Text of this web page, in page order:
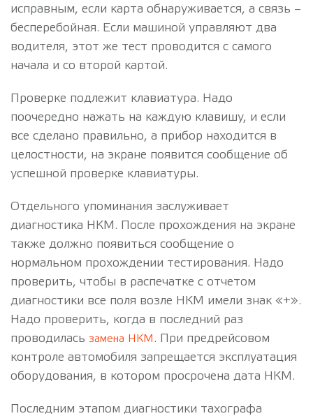
исправным, если карта обнаруживается, а связь –
бесперебойная. Если машиной управляют два
водителя, этот же тест проводится с самого
начала и со второй картой.
Проверке подлежит клавиатура. Надо
поочередно нажать на каждую клавишу, и если
все сделано правильно, а прибор находится в
целостности, на экране появится сообщение об
успешной проверке клавиатуры.
Отдельного упоминания заслуживает
диагностика НКМ. После прохождения на экране
также должно появиться сообщение о
нормальном прохождении тестирования. Надо
проверить, чтобы в распечатке с отчетом
диагностики все поля возле НКМ имели знак «+».
Надо проверить, когда в последний раз
проводилась замена НКМ. При предрейсовом
контроле автомобиля запрещается эксплуатация
оборудования, в котором просрочена дата НКМ.
Последним этапом диагностики тахографа